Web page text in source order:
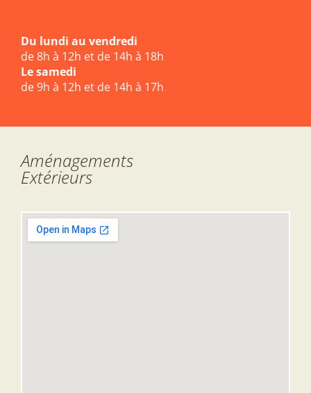
Du lundi au vendredi
de 8h à 12h et de 14h à 18h
Le samedi
de 9h à 12h et de 14h à 17h
Aménagements
Extérieurs